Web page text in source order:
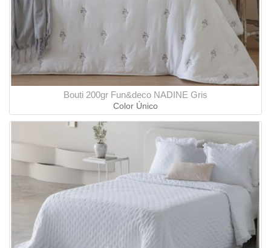
Bouti 200gr Fun&deco NADINE Gris
Color Único